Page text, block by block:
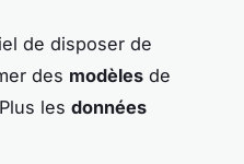
de disposer de
des modèles de
les données